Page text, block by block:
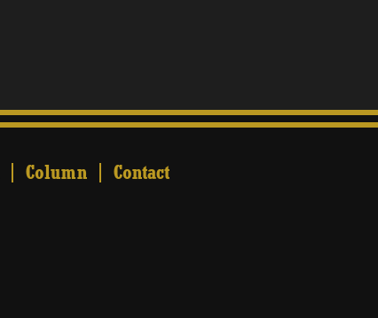
Column Contact